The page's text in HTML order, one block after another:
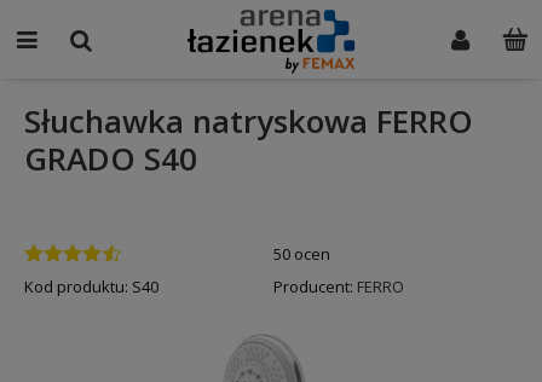
Słuchawka natryskowa FERRO
GRADO S40
50 ocen
Kod produktu: S40 Producent: FERRO